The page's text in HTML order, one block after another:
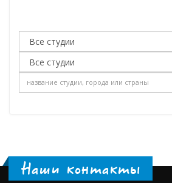
Наши контакты